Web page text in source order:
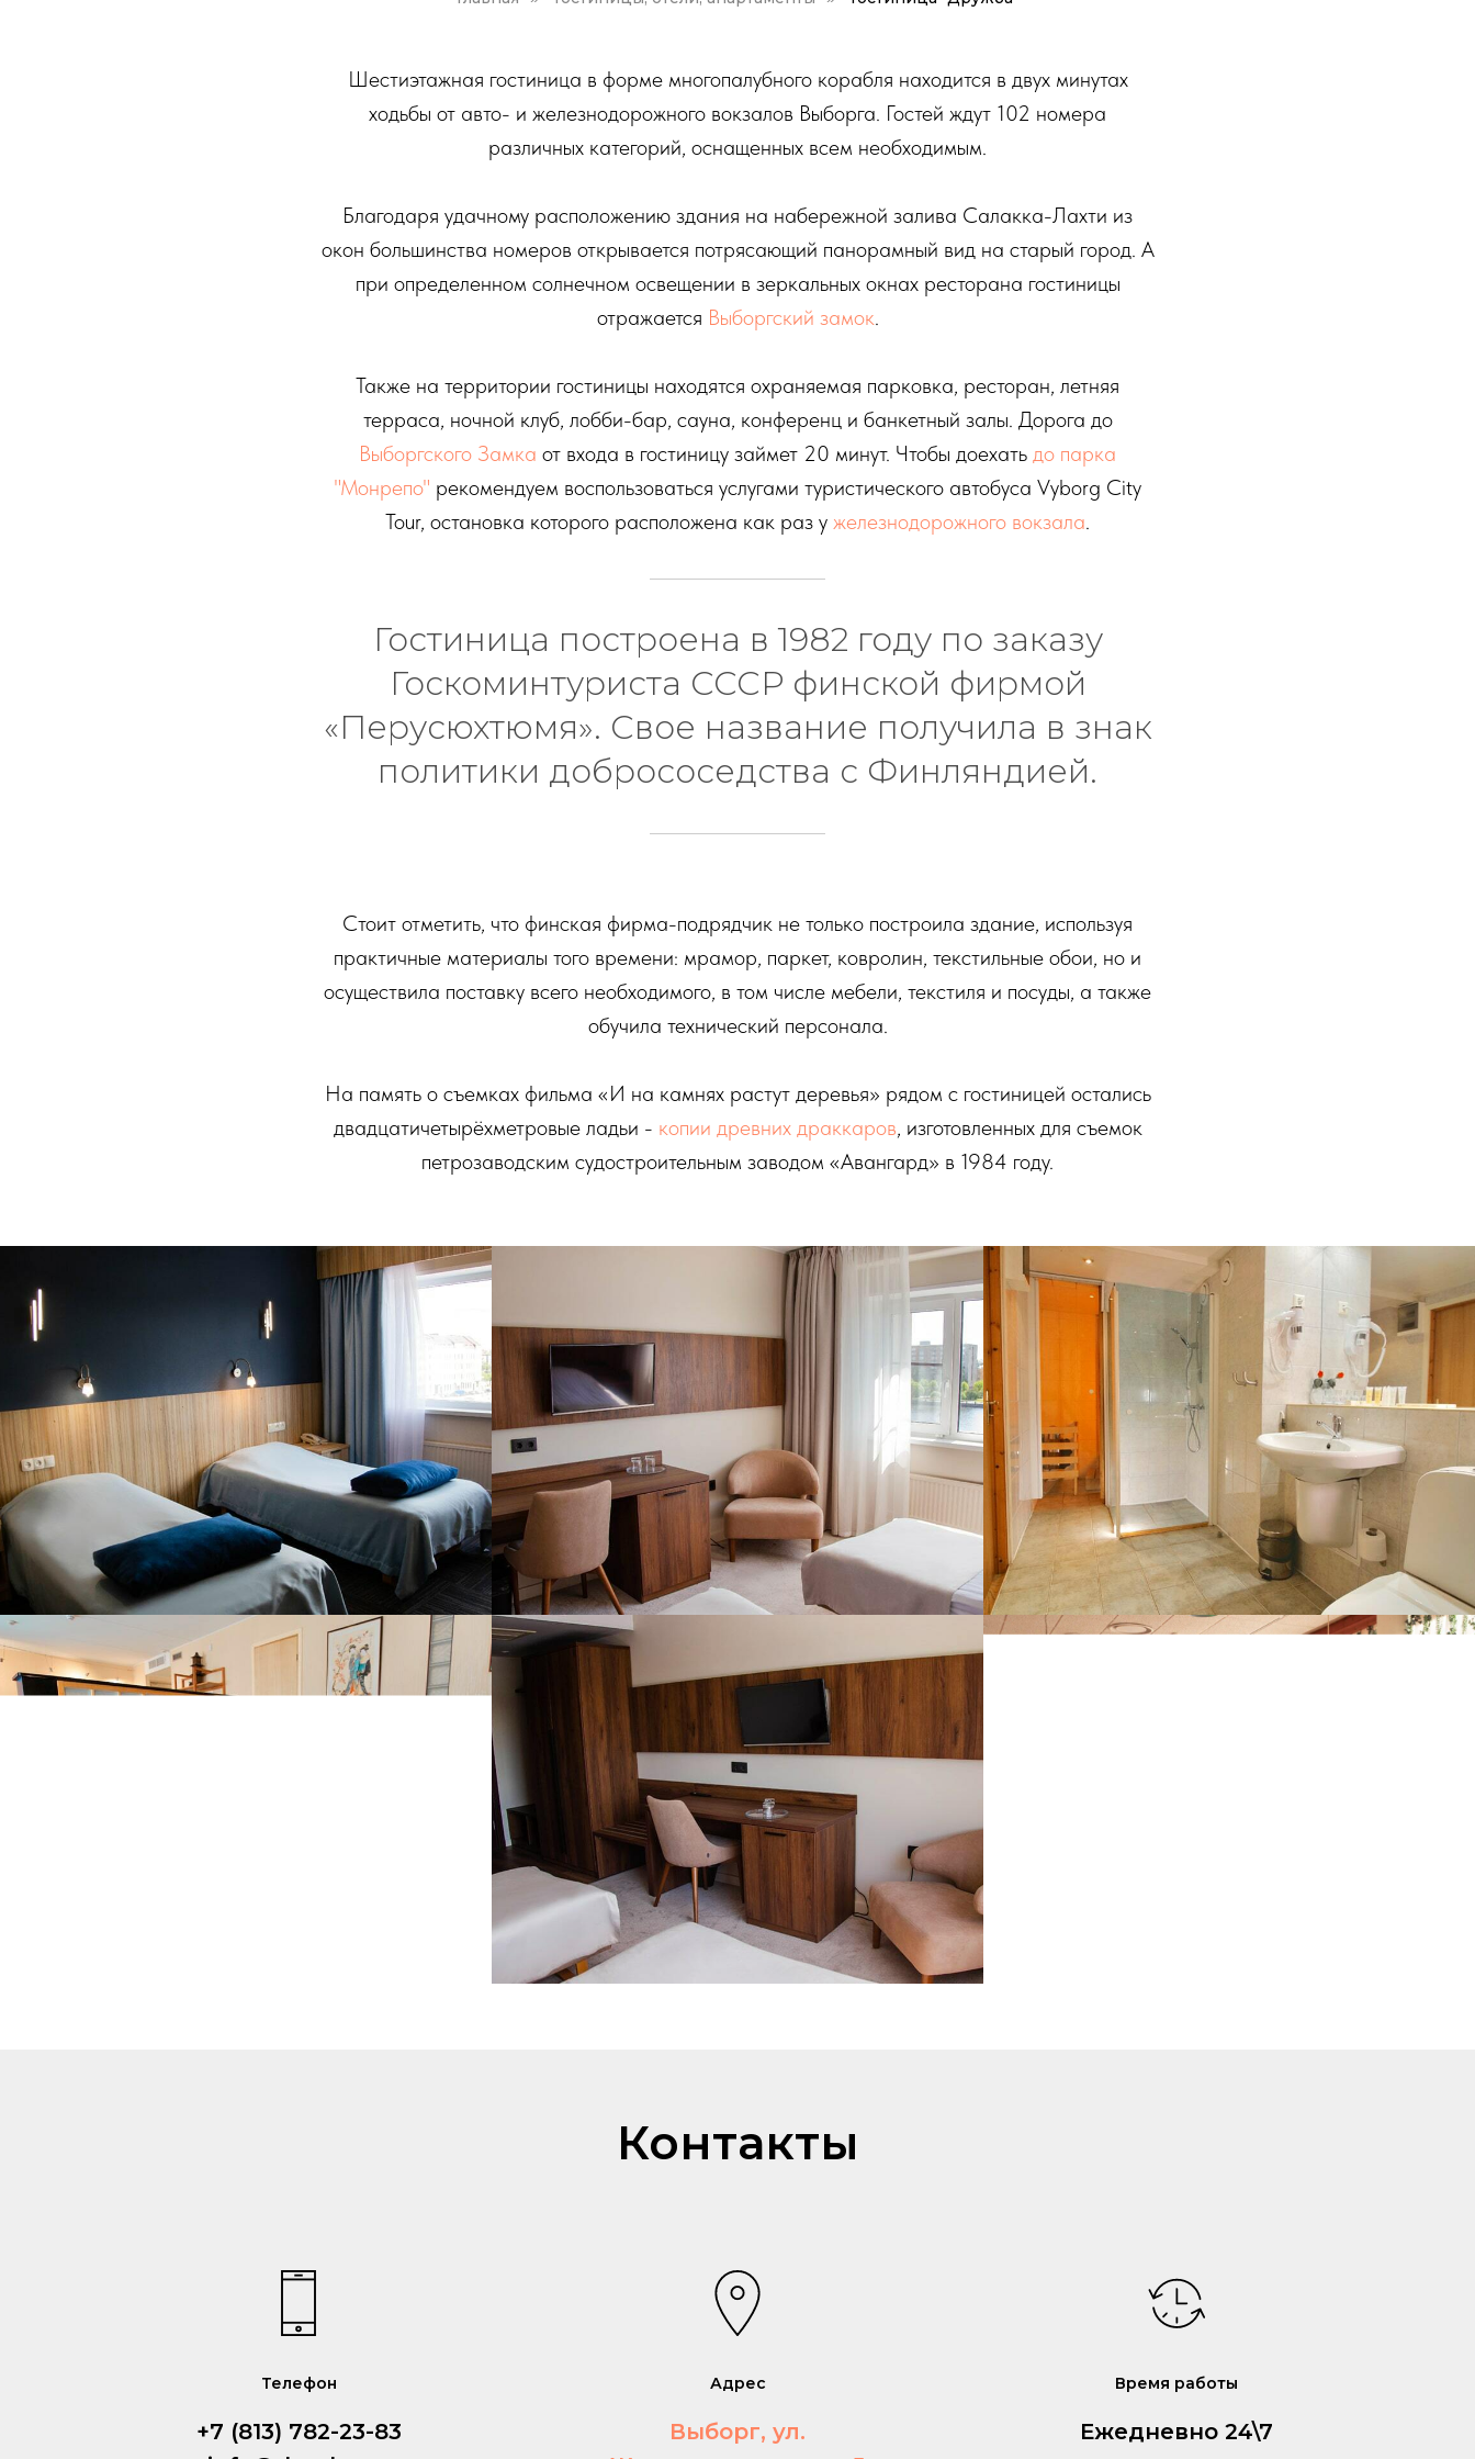
Шестиэтажная гостиница в форме многопалубного корабля находится в двух минутах
ходьбы от авто- и железнодорожного вокзалов Выборга. Гостей ждут 102 номера
различных категорий, оснащенных всем необходимым.
Благодаря удачному расположению здания на набережной залива Салакка-Лахти из
окон большинства номеров открывается потрясающий панорамный вид на старый город. А
при определенном солнечном освещении в зеркальных окнах ресторана гостиницы
отражается Выборгский замок.
Также на территории гостиницы находятся охраняемая парковка, ресторан, летняя
терраса, ночной клуб, лобби-бар, сауна, конференц и банкетный залы. Дорога до
Выборгского Замка от входа в гостиницу займет 20 минут. Чтобы доехать до парка
"Монрепо" рекомендуем воспользоваться услугами туристического автобуса Vyborg City
Tour, остановка которого расположена как раз у железнодорожного вокзала.
Гостиница построена в 1982 году по заказу
Госкоминтуриста СССР финской фирмой
«Перусюхтюмя». Свое название получила в знак
политики добрососедства с Финляндией.
Стоит отметить, что финская фирма-подрядчик не только построила здание, используя
практичные материалы того времени: мрамор, паркет, ковролин, текстильные обои, но и
осуществила поставку всего необходимого, в том числе мебели, текстиля и посуды, а также
обучила технический персонала.
На память о съемках фильма «И на камнях растут деревья» рядом с гостиницей остались
двадцатичетырёхметровые ладьи - копии древних драккаров, изготовленных для съемок
петрозаводским судостроительным заводом «Авангард» в 1984 году.
Контакты
Телефон
+7 (813) 782-23-83
Адрес
Выборг, ул.
Время работы
Ежедневно 24\7